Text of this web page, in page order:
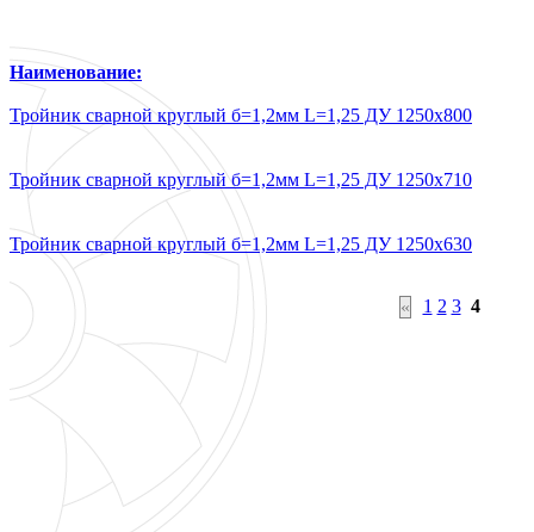
Наименование:
Тройник сварной круглый б=1,2мм L=1,25 ДУ 1250х800
Тройник сварной круглый б=1,2мм L=1,25 ДУ 1250х710
Тройник сварной круглый б=1,2мм L=1,25 ДУ 1250х630
« 1 2 3 4